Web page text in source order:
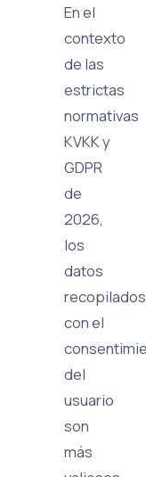
En el
contexto
de las
estrictas
normativas
KVKK y
GDPR
de
2026,
los
datos
recopilados
con el
del
usuario
son
más